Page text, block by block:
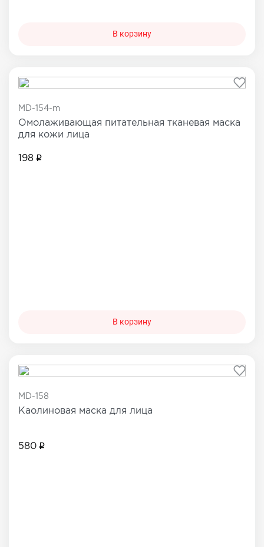
В корзину
MD-154-m
Омолаживающая питательная тканевая маска
для кожи лица
198
В корзину
MD-158
Каолиновая маска для лица
580